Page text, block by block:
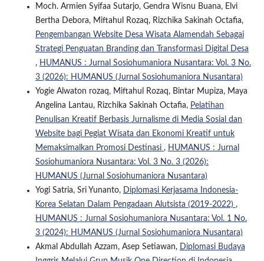
Moch. Armien Syifaa Sutarjo, Gendra Wisnu Buana, Elvi
Bertha Debora, Miftahul Rozaq, Rizchika Sakinah Octafia,
Pengembangan Website Desa Wisata Alamendah Sebagai
Strategi Penguatan Branding dan Transformasi Digital Desa
, HUMANUS : Jurnal Sosiohumaniora Nusantara: Vol. 3 No.
3 (2026): HUMANUS (Jurnal Sosiohumaniora Nusantara)
Yogie Alwaton rozaq, Miftahul Rozaq, Bintar Mupiza, Maya
Angelina Lantau, Rizchika Sakinah Octafia, Pelatihan
Penulisan Kreatif Berbasis Jurnalisme di Media Sosial dan
Website bagi Pegiat Wisata dan Ekonomi Kreatif untuk
Memaksimalkan Promosi Destinasi , HUMANUS : Jurnal
Sosiohumaniora Nusantara: Vol. 3 No. 3 (2026):
HUMANUS (Jurnal Sosiohumaniora Nusantara)
Yogi Satria, Sri Yunanto, Diplomasi Kerjasama Indonesia-
Korea Selatan Dalam Pengadaan Alutsista (2019-2022) ,
HUMANUS : Jurnal Sosiohumaniora Nusantara: Vol. 1 No.
3 (2024): HUMANUS (Jurnal Sosiohumaniora Nusantara)
Akmal Abdullah Azzam, Asep Setiawan, Diplomasi Budaya